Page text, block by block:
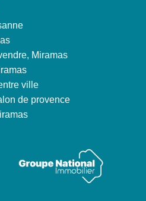
Miramas
ville
de provence